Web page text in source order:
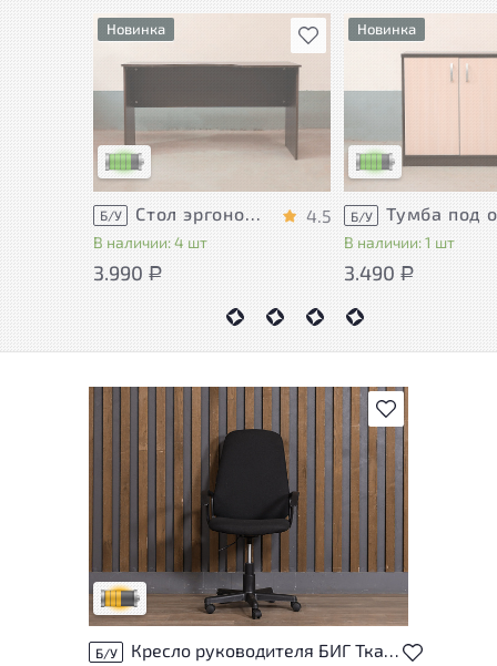
В избранное
Новинка
У товара присутствуют
незначительные следы
эксплуатации, не влияющие
на удобство его
использования
Низкая степень износа
Б/У Стол эргономичный ЛДСП Венге
В наличии: 4 шт
4.5
3.990 Р
Новинка
У товара
незначительные
эксплуатации, не
Низкая степень
Б/У
В наличии: 1 шт
3.490 Р
В избранное
Товар может иметь незначительные
повреждения и/или следы эксплуатации,
не влияющие на удобство его
Удовлетворительный износ
Б/У Кресло руководителя БИГ Ткань Чёрный Россия